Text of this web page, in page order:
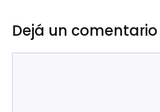
Dejá un comentario